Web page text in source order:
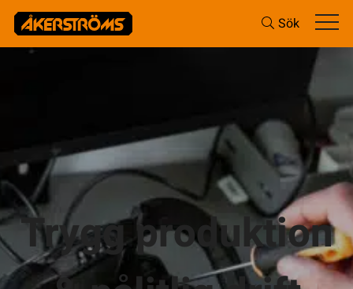
Sök
Trygg produktion